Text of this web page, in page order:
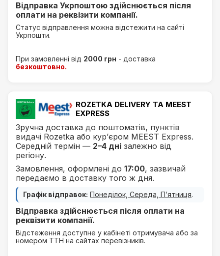
Відправка Укрпоштою здійснюється після
оплати на реквізити компанії.
Статус відправлення можна відстежити на сайті
Укрпошти.
При замовленні від 2000 грн - доставка
безкоштовно.
ROZETKA DELIVERY ТА MEEST
EXPRESS
Зручна доставка до поштоматів, пунктів
видачі Rozetka або кур’єром MEEST Express.
Середній термін — 2–4 дні залежно від
регіону.
Замовлення, оформлені до 17:00, зазвичай
передаємо в доставку того ж дня.
Графік відправок: Понеділок, Середа, П’ятниця.
Відправка здійснюється після оплати на
реквізити компанії.
Відстеження доступне у кабінеті отримувача або за
номером ТТН на сайтах перевізників.